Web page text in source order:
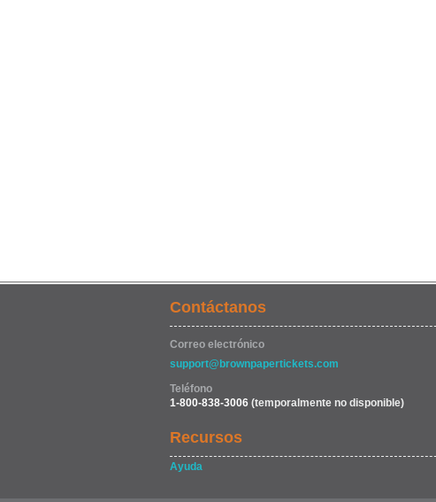
Contáctanos
Correo electrónico
support@brownpapertickets.com
Teléfono
1-800-838-3006 (temporalmente no disponible)
Recursos
Ayuda